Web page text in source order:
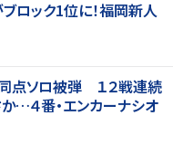
ロック1位に！福岡新人
点ソロ被弾 １２戦連続
…４番・エンカーナシオ